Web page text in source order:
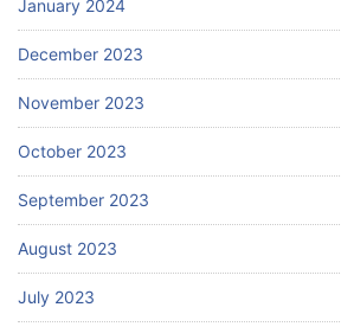
January 2024
December 2023
November 2023
October 2023
September 2023
August 2023
July 2023